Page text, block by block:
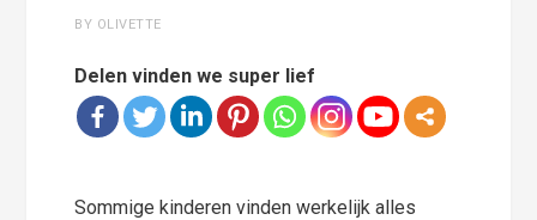
BY OLIVETTE
Delen vinden we super lief
Sommige kinderen vinden werkelijk alles